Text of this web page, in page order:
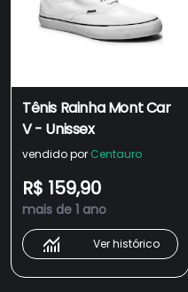
Tênis Rainha Mont Car
V - Unissex
vendido por Centauro
R$ 159,90
mais de 1 ano
Ver histórico